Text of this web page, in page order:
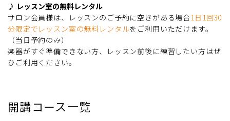
♪ レッスン室の無料レンタル
サロン会員様は、レッスンのご予約に空きがある場合1日1回30
分限定でレッスン室の無料レンタルをご利用いただけます。
（当日予約のみ）
楽器がすぐ準備できない方、レッスン前後に練習したい方はぜ
ひご利用ください。
開講コース一覧